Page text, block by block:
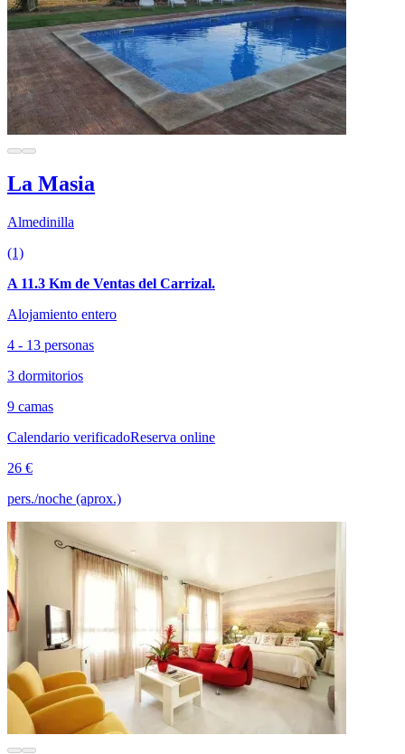
La Masia
Almedinilla
(1)
A 11.3 Km de Ventas del Carrizal.
Alojamiento entero
4 - 13 personas
3 dormitorios
9 camas
Calendario verificadoReserva online
26 €
pers./noche (aprox.)